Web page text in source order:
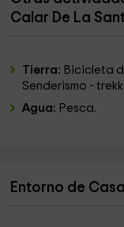
Calar De La
Tierra: Bicicleta
Senderismo -
Agua: Pesca.
Entorno de